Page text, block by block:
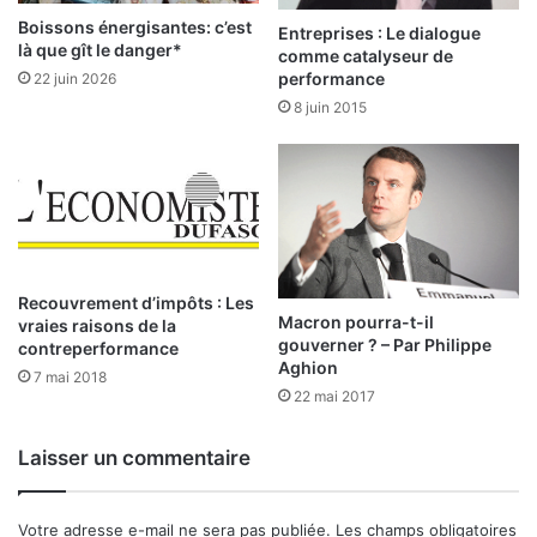
l
o
i
e
a
s
d
a
n
o
u
s
d
s
p
o
s
i
o
n
s
Boissons énergisantes: c’est
là que gît le danger*
22 juin 2026
Entreprises : Le dialogue
comme catalyseur de
performance
8 juin 2015
Recouvrement d’impôts : Les
vraies raisons de la
contreperformance
7 mai 2018
Macron pourra-t-il
gouverner ? – Par Philippe
Aghion
22 mai 2017
Laisser un commentaire
Votre adresse e-mail ne sera pas publiée. Les champs obligatoires